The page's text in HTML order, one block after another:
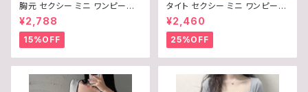
胸元 セクシー ミニ ワンピース
タイト 胸 あき 開き ニット 長袖
ボディコン / COCO&YUKA /
赤 / 黒 / 灰 / 薄茶 / 桃 / 茶 / レ
ッド / ブラック / グレー / ベージ
ュ / ピンク / ブラウン / 選べる
6Color / S / Ｍ / L / B0CL9X
¥2,788
15%OFF
タイト セクシー ミニ ワンピース
胸元 ジップ 半袖 レディース 前
開き / COCO&YUKA / 黒 / 白
/ ブラック / ホワイト / S / M / L
/ B09679Z598
¥2,460
25%OFF